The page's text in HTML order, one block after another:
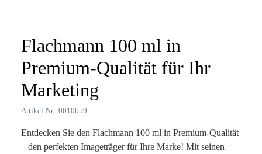
Flachmann 100 ml in
Premium-Qualität für Ihr
Marketing
Artikel-Nr.: 0010659
Entdecken Sie den Flachmann 100 ml in Premium-Qualität
– den perfekten Imageträger für Ihre Marke! Mit seinen